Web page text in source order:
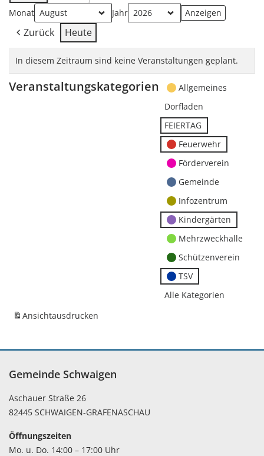
Monat Jahr
Zurück Heute
In diesem Zeitraum sind keine Veranstaltungen geplant.
Veranstaltungskategorien
Allgemeines
Dorfladen
FEIERTAG
Feuerwehr
Förderverein
Gemeinde
Infozentrum
Kindergärten
Mehrzweckhalle
Schützenverein
TSV
Alle Kategorien
Ansichtausdrucken
Gemeinde Schwaigen
Aschauer Straße 26
82445 SCHWAIGEN-GRAFENASCHAU
Öffnungszeiten
Mo. u. Do. 14:00 – 17:00 Uhr